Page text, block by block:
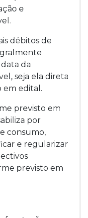
e
débitos de
da
seja ela direta
em edital.
previsto em
por
consumo,
e regularizar
previsto em